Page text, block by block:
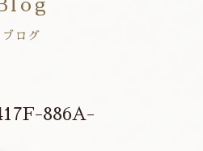
ブログ
886A-